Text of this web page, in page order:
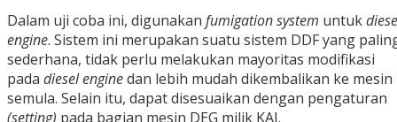
Dalam uji coba ini, digunakan fumigation system untuk
engine. Sistem ini merupakan suatu sistem DDF yang
sederhana, tidak perlu melakukan mayoritas modifikasi
pada diesel enginedan lebih mudah dikembalikan ke mesin
semula. Selain itu, dapat disesuaikan dengan pengaturan
(setting) pada bagian mesin DEG milik KAI.